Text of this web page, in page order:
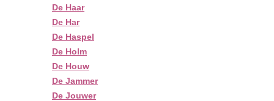
De Haar
De Har
De Haspel
De Holm
De Houw
De Jammer
De Jouwer